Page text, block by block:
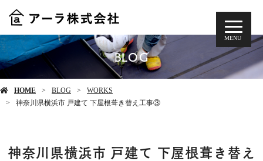
MENU
BLOG
HOME BLOG
WORKS
神奈川県横浜市 戸建て 下屋根葺き替え工事③
神奈川県横浜市 戸建て 下屋根葺き替え